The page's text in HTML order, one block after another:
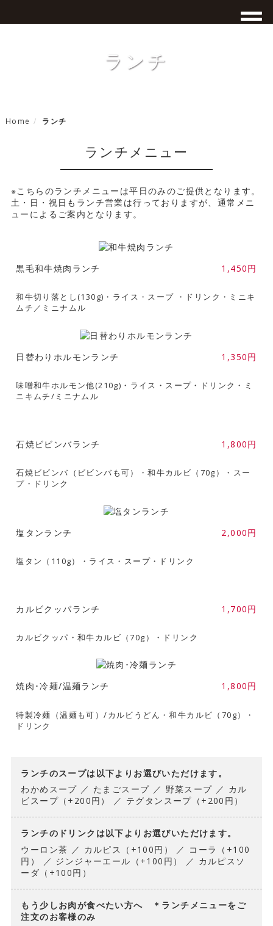
ランチ
Home ランチ
ランチメニュー
※こちらのランチメニューは平日のみのご提供となります。
土・日・祝日もランチ営業は行っておりますが、通常メニ
ューによるご案内となります。
黒毛和牛焼肉ランチ 1,450円
和牛切り落とし(130g)・ライス・スープ ・ドリンク・ミニキ
ムチ／ミニナムル
日替わりホルモンランチ 1,350円
味噌和牛ホルモン他(210g)・ライス・スープ・ドリンク・ミ
ニキムチ/ミニナムル
石焼ビビンバランチ 1,800円
石焼ビビンバ（ビビンバも可）・和牛カルビ（70g）・スー
プ・ドリンク
塩タンランチ 2,000円
塩タン（110g）・ライス・スープ・ドリンク
カルビクッパランチ 1,700円
カルビクッパ・和牛カルビ（70g）・ドリンク
焼肉･冷麺/温麺ランチ 1,800円
特製冷麺（温麺も可）/カルビうどん・和牛カルビ（70g）・
ドリンク
ランチのスープは以下よりお選びいただけます。
わかめスープ ／ たまごスープ ／ 野菜スープ ／ カル
ビスープ（+200円） ／ テグタンスープ（+200円）
ランチのドリンクは以下よりお選びいただけます。
ウーロン茶 ／ カルピス（+100円） ／ コーラ（+100
円） ／ ジンジャーエール（+100円） ／ カルピスソ
ーダ（+100円）
もう少しお肉が食べたい方へ ＊ランチメニューをご
注文のお客様のみ